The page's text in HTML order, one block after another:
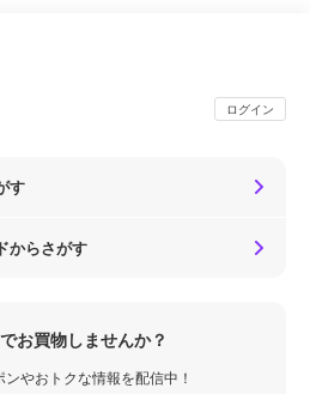
ログイン
す
からさがす
お買物しませんか？
やおトクな情報を配信中！